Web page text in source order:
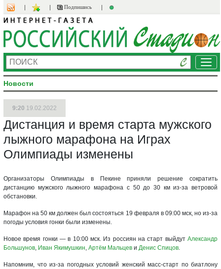
Подпишись
Новости
9:20 19.02.2022
Дистанция и время старта мужского
лыжного марафона на Играх
Олимпиады изменены
Организаторы Олимпиады в Пекине приняли решение сократить
дистанцию мужского лыжного марафона с 50 до 30 км из-за ветровой
обстановки.
Марафон на 50 км должен был состояться 19 февраля в 09:00 мск, но из-за
погоды условия гонки были изменены.
Новое время гонки — в 10:00 мск. Из россиян на старт выйдут Александр
Большунов, Иван Якимушкин, Артём Мальцев и Денис Спицов.
Напомним, что из-за погодных условий женский масс-старт по биатлону